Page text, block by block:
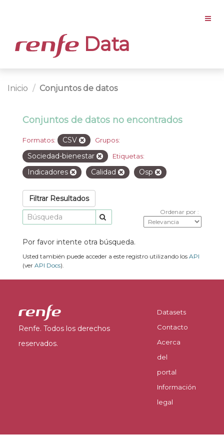
Data
Inicio Conjuntos de datos
Conjuntos de datos no encontrados
Formatos: CSV Grupos:
Sociedad-bienestar Etiquetas:
Indicadores Calidad Osp
Filtrar Resultados
Ordenar por
Por favor intente otra búsqueda.
Usted también puede acceder a este registro utilizando los API
(ver API Docs).
Renfe. Todos los derechos
reservados.
Datasets
Contacto
Acerca
del
portal
Información
legal